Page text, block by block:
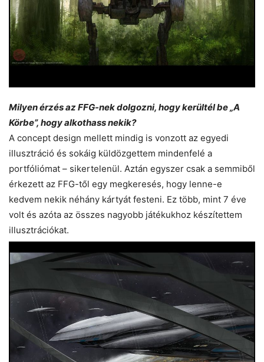
Milyen érzés az FFG-nek dolgozni, hogy kerültél be „A
Körbe”, hogy alkothass nekik?
A concept design mellett mindig is vonzott az egyedi
illusztráció és sokáig küldözgettem mindenfelé a
portfóliómat – sikertelenül. Aztán egyszer csak a semmiből
érkezett az FFG-től egy megkeresés, hogy lenne-e
kedvem nekik néhány kártyát festeni. Ez több, mint 7 éve
volt és azóta az összes nagyobb játékukhoz készítettem
illusztrációkat.